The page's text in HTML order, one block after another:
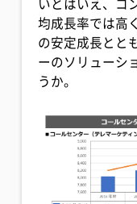
いとはいえ、コ
均成長率では高
の安定成長とと
ーのソリューシ
うか。